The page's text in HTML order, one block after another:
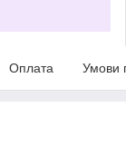
Оплата Умови